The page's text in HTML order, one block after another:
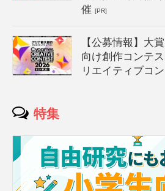
催[PR]
【公募情報】大
向け創作コンテ
リエイティブコ
特集